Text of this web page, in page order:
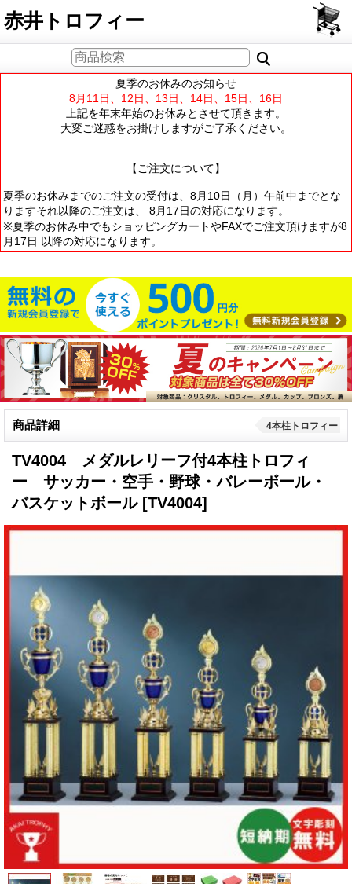
PCサイト
赤井トロフィー
夏季のお休みのお知らせ
8月11日、12日、13日、14日、15日、16日
上記を年末年始のお休みとさせて頂きます。
大変ご迷惑をお掛けしますがご了承ください。
【ご注文について】
夏季のお休みまでのご注文の受付は、8月10日（月）午前中までとな
りますそれ以降のご注文は、 8月17日の対応になります。
※夏季のお休み中でもショッピングカートやFAXでご注文頂けますが8
月17日 以降の対応になります。
商品詳細 4本柱トロフィー
TV4004 メダルレリーフ付4本柱トロフィ
ー サッカー・空手・野球・バレーボール・
バスケットボール [TV4004]